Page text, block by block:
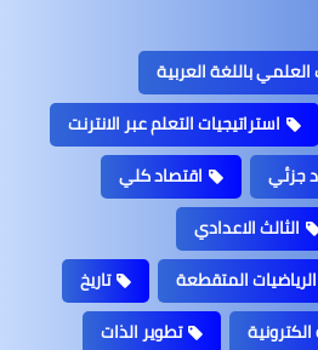
باللغة العربية
استراتيجيات التعلم عبر الانترنت
جزئي
اقتصاد كلي
الثالث الاعدادي
الرياضيات المتقطعة
تاريخ
الكترونية
تطوير الذات